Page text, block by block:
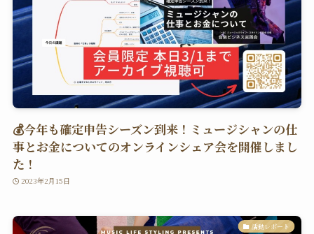
💰今年も確定申告シーズン到来！ミュージシャンの仕
事とお金についてのオンラインシェア会を開催しまし
た！
2023年2月15日
活動レポート